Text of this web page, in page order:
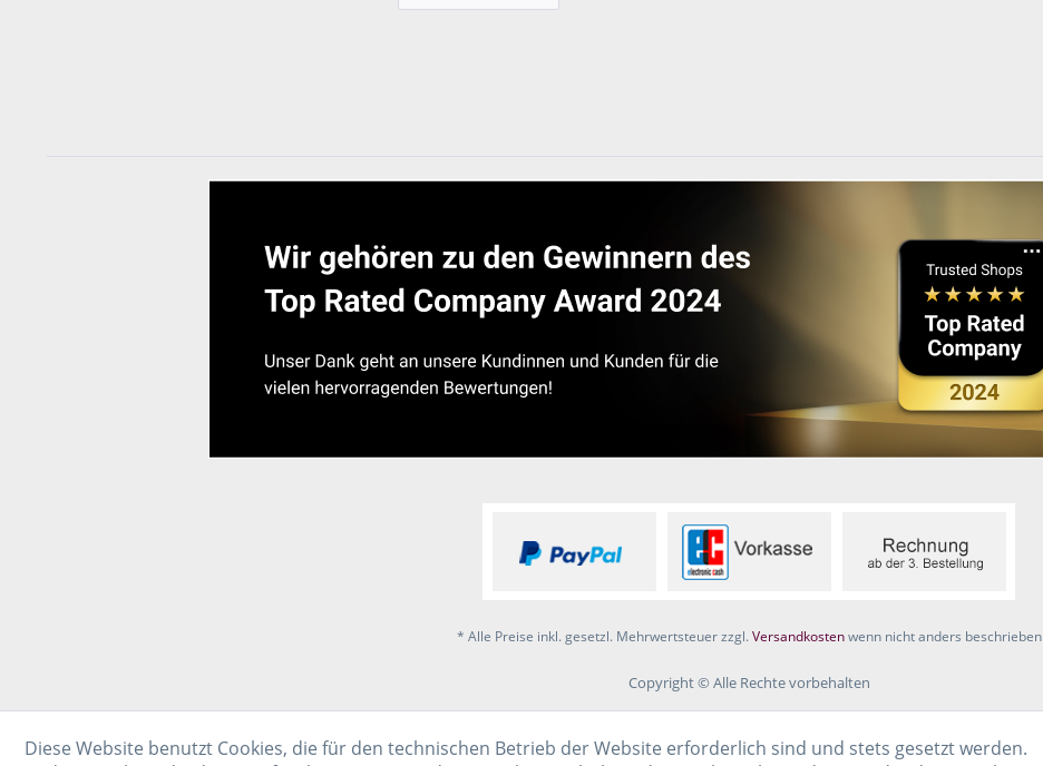
* Alle Preise inkl. gesetzl. Mehrwertsteuer zzgl.Versandkostenwenn nicht anders beschrieben
Copyright © Alle Rechte vorbehalten
Diese Website benutzt Cookies, die für den technischen Betrieb der Website erforderlich sind und stets gesetzt werden.